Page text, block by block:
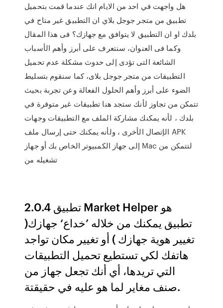
هل واجهت في احد من الايام انك عندما قمت بتحميل
تطبيق من متجر جوجل بلاي ان التطبيق غير متاح في
بلدك او ان التطبيق لا يتوافق مع جهازك؟ فى هذا المقال
وكما فى العنوان، سنتعرف على أبرز وأهم الأسباب
الشائعة التى تؤدى إلى حدوث مشكلة عدم تحميل
التطبيقات من متجر جوجل بلاى، كما سنقوم بتسليط
الضوء على أبرز وأهم الحلول الفعالة وعن تجربة بحيث
تتمكن من تجاوز لأنك ستجد هنا تطبيقات غير متوفرة في
بلدك ، لأنه يمكنك مشاركة الملف مع التطبيقات وجهات
الإتصال الأخرى ، ولأنه يمكنك حتى إرسال ملف APK
إلى جهاز الكمبيوتر الخاص بك أو جهاز Mac لتتمكن من
تشغيله من
تطبيق 2.0.4 Market Helper هو
تطبيق يمكنك من خلاله ’خداع‘ جهازك(
تغيير هوية جهازك ) أو تغيير مكان تواجد
هاتفك لكي تستطيع تحميل التطبيقات
التي تريدها، أي أنك تجعل جهاز من
صنف مغاير لما هو عليه في حقيقتة.